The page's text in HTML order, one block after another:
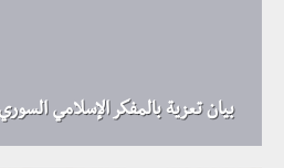
بيان تعزية بالمفكر الإسلامي